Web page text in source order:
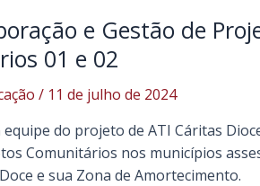
e Gestão de
01 e 02
/ 11 de julho de 2024
do projeto de ATI Cáritas
Comunitários nos municípios
e sua Zona de Amortecimento.